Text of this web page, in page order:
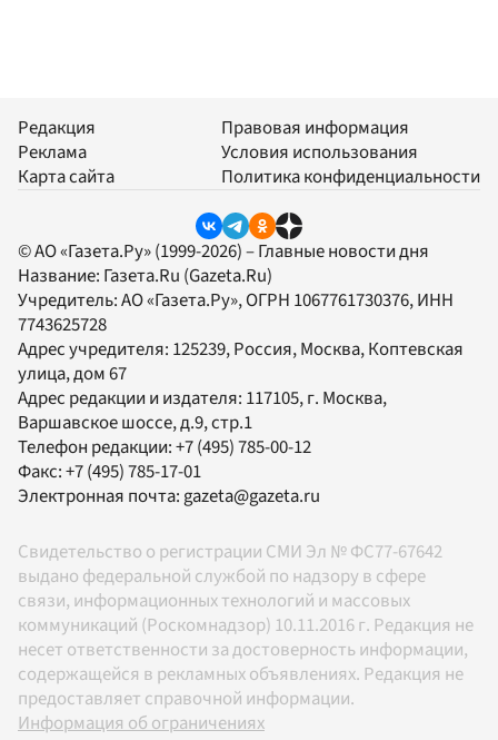
Редакция
Реклама
Карта сайта
Правовая информация
Условия использования
Политика конфиденциальности
© АО «Газета.Ру» (1999-2026) – Главные новости дня
Название: Газета.Ru (Gazeta.Ru)
Учредитель:АО «Газета.Ру», ОГРН 1067761730376, ИНН
7743625728
Адрес учредителя: 125239, Россия, Москва, Коптевская
улица, дом 67
Адрес редакции и издателя: 117105, г. Москва,
Варшавское шоссе, д.9, стр.1
Телефон редакции:+7 (495) 785-00-12
Факс:+7 (495) 785-17-01
Электронная почта: gazeta@gazeta.ru
Свидетельство о регистрации СМИ Эл № ФС77-67642
выдано федеральной службой по надзору в сфере
связи, информационных технологий и массовых
коммуникаций (Роскомнадзор) 10.11.2016 г. Редакция не
несет ответственности за достоверность информации,
содержащейся в рекламных объявлениях. Редакция не
предоставляет справочной информации.
Информация об ограничениях